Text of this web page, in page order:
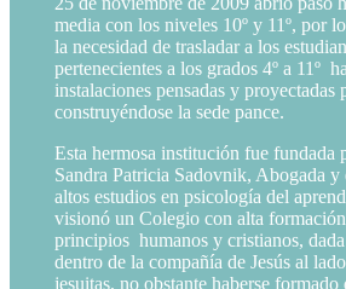
media con los niveles 10º y 11º, por
la necesidad de trasladar a los
pertenecientes a los grados 4º a 11º
instalaciones pensadas y proyectadas
construyéndose la sede pance.
Esta hermosa institución fue fundada
Sandra Patricia Sadovnik, Abogada y
altos estudios en psicología del
visionó un Colegio con alta
principios humanos y cristianos, dada
dentro de la compañía de Jesús al
jesuitas, no obstante haberse formado